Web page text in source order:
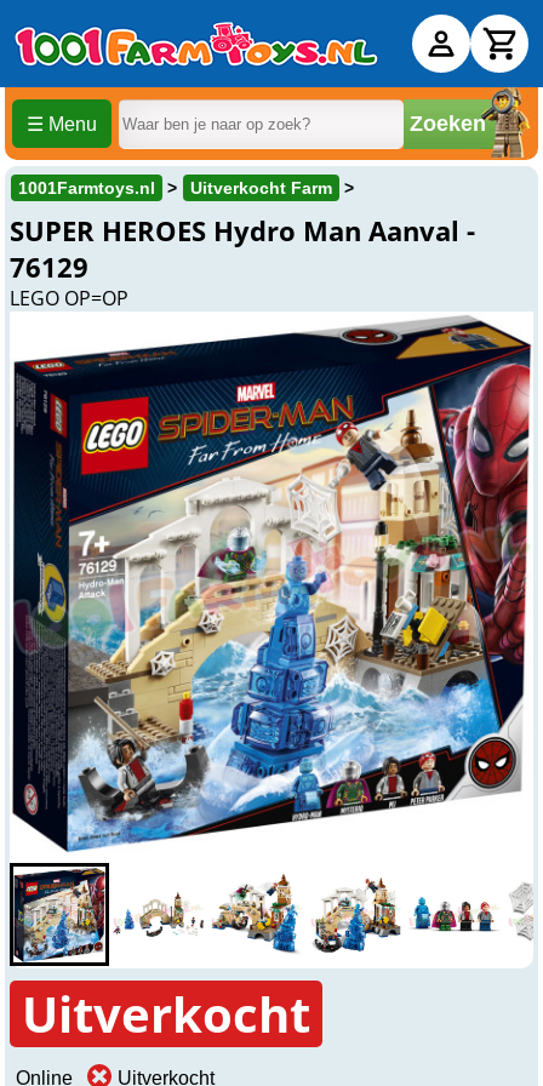
☰ Menu Zoeken
1001Farmtoys.nl Uitverkocht Farm
SUPER HEROES Hydro Man Aanval -
76129
LEGO OP=OP
Uitverkocht
Online Uitverkocht